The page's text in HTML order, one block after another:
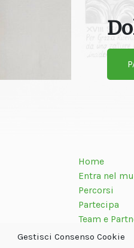
Gestisci Consenso Cookie
Home
Entra nel
Percorsi
Partecipa
Team e
Contatti